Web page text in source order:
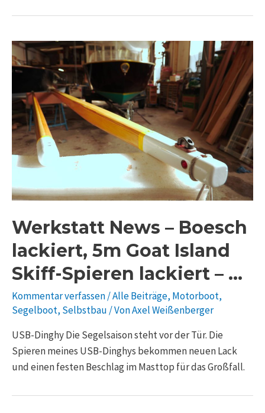
Werkstatt News – Boesch
lackiert, 5m Goat Island
Skiff-Spieren lackiert – …
Kommentar verfassen/Alle Beiträge, Motorboot,
Segelboot, Selbstbau / VonAxel Weißenberger
USB-Dinghy Die Segelsaison steht vor der Tür. Die
Spieren meines USB-Dinghys bekommen neuen Lack
und einen festen Beschlag im Masttop für das Großfall.